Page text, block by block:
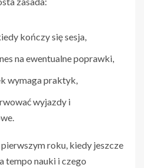
kończy się sesja,
na ewentualne poprawki,
wymaga praktyk,
wyjazdy i
roku, kiedy jeszcze
tempo nauki i czego